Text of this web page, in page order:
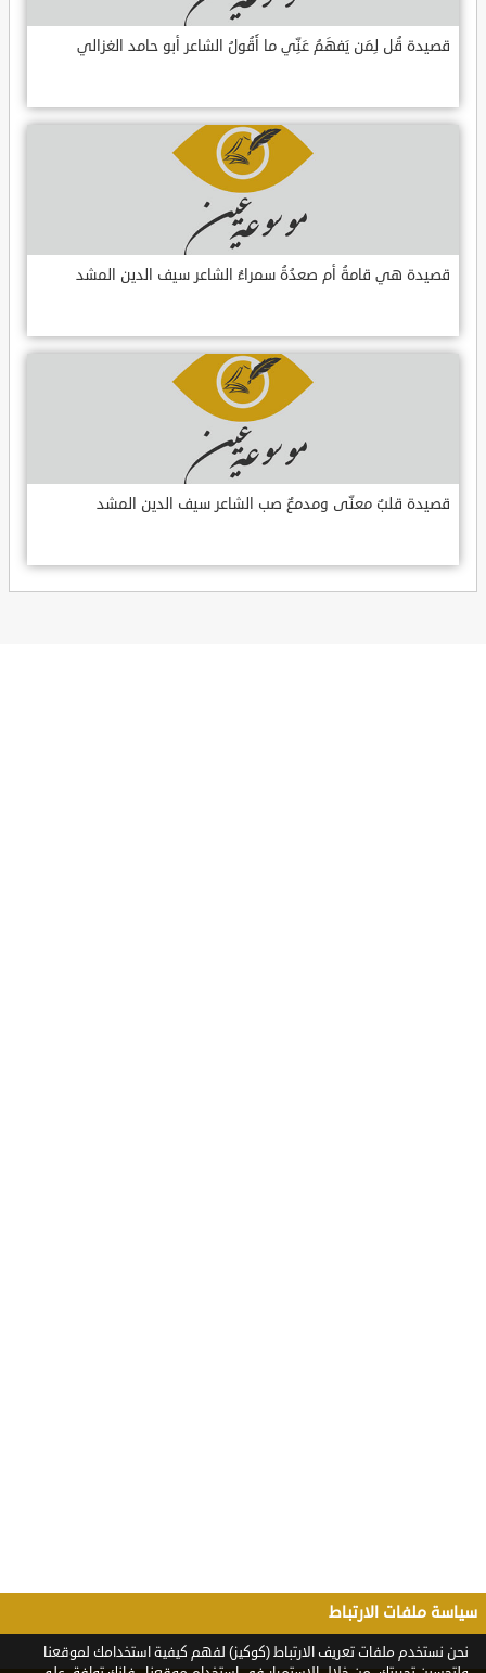
قصيدة قُل لِمَن يَفهَمُ عَنِّي ما أَقُولُ الشاعر أبو حامد الغزالي
قصيدة هي قامةُ أم صعدُةُ سمراءُ الشاعر سيف الدين المشد
قصيدة قلبٌ معنّى ومدمعٌ صب الشاعر سيف الدين المشد
سياسة ملفات الارتباط
نحن نستخدم ملفات تعريف الارتباط (كوكيز) لفهم كيفية استخدامك لموقعنا